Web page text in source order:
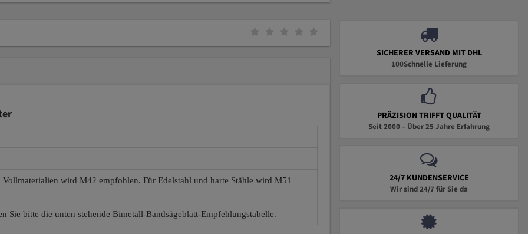
wird M42 empfohlen. Für Edelstahl und harte Stähle wird M51
Sie bitte die unten stehende Bimetall-Bandsägeblatt-Empfehlungstabelle.
SICHERER VERSAND MIT DHL
100Schnelle Lieferung
PRÄZISION TRIFFT QUALITÄT
Seit 2000 – Über 25 Jahre Erfahrung
24/7 KUNDENSERVICE
Wir sind 24/7 für Sie da